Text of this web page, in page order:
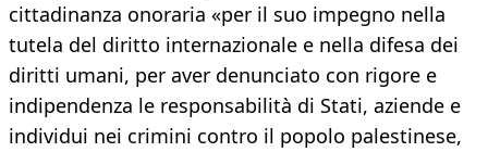
cittadinanza onoraria «per il suo impegno nella
tutela del diritto internazionale e nella difesa dei
diritti umani, per aver denunciato con rigore e
indipendenza le responsabilità di Stati, aziende e
individui nei crimini contro il popolo palestinese,